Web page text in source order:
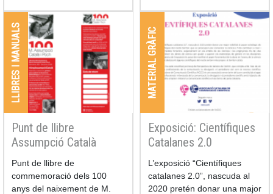
LLIBRES I MANUALS
Punt de llibre
Assumpció Català
Punt de llibre de
commemoració dels 100
anys del naixement de M.
MATERIAL GRÀFIC
Exposició: Científiques
Catalanes 2.0
L’exposició “Científiques
catalanes 2.0”, nascuda al
2020 pretén donar una major